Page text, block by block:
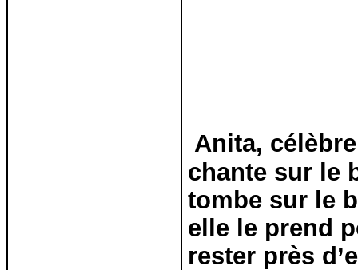
Anita,
chante sur le
tombe sur le
elle le prend
rester près